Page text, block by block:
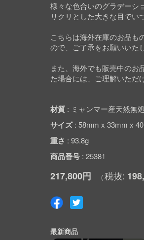
様々な色合いのグラデーシ
リクリとした大きな目でい
こちらは海外在庫のお品も
ので、ご了承をお願いいた
また、海外でも販売中のお
た場合には、ご理解いただ
材質 ミャンマー産天然無
サイズ 58mm x 33mm x
重さ 93.8g
商品番号 25381
217,800円
最新商品